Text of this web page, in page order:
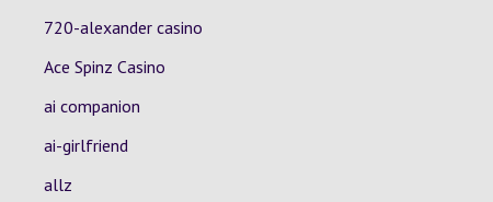
720-alexander casino
Ace Spinz Casino
ai companion
ai-girlfriend
allz